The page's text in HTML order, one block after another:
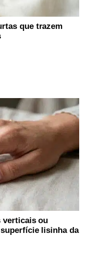
que trazem
verticais ou
lisinha da